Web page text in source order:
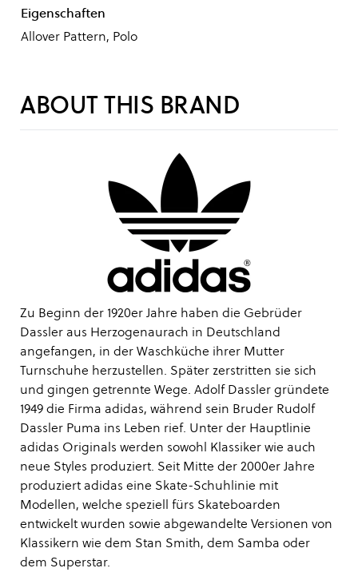
Eigenschaften
Allover Pattern, Polo
ABOUT THIS BRAND
Zu Beginn der 1920er Jahre haben die Gebrüder
Dassler aus Herzogenaurach in Deutschland
angefangen, in der Waschküche ihrer Mutter
Turnschuhe herzustellen. Später zerstritten sie sich
und gingen getrennte Wege. Adolf Dassler gründete
1949 die Firma adidas, während sein Bruder Rudolf
Dassler Puma ins Leben rief. Unter der Hauptlinie
adidas Originals werden sowohl Klassiker wie auch
neue Styles produziert. Seit Mitte der 2000er Jahre
produziert adidas eine Skate-Schuhlinie mit
Modellen, welche speziell fürs Skateboarden
entwickelt wurden sowie abgewandelte Versionen von
Klassikern wie dem Stan Smith, dem Samba oder
dem Superstar.